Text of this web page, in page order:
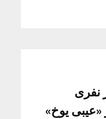
هزار نفری
«عیبی یوخ»